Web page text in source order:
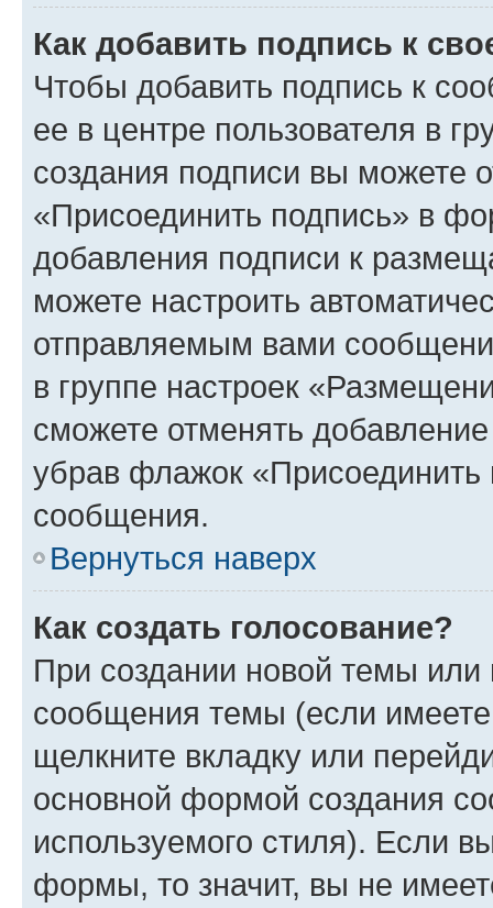
Как добавить подпись к
Чтобы добавить подпись к
ее в центре пользователя в
создания подписи вы можете
«Присоединить подпись» в
добавления подписи к
можете настроить
отправляемым вами
в группе настроек
сможете отменять
убрав флажок
сообщения.
Вернуться наверх
Как создать голосование?
При создании новой темы или
сообщения темы (если
щелкните вкладку или
основной формой создания
используемого стиля). Если
формы, то значит, вы не